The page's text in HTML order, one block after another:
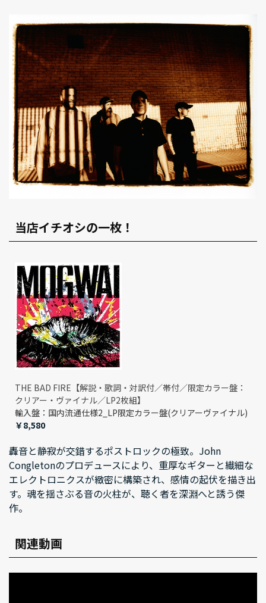
当店イチオシの一枚！
THE BAD FIRE【解説・歌詞・対訳付／帯付／限定カラー盤：
クリアー・ヴァイナル／LP2枚組】
輸入盤：国内流通仕様2_LP限定カラー盤(クリアーヴァイナル)
￥8,580
轟音と静寂が交錯するポストロックの極致。John
Congletonのプロデュースにより、重厚なギターと繊細な
エレクトロニクスが緻密に構築され、感情の起伏を描き出
す。魂を揺さぶる音の火柱が、聴く者を深淵へと誘う傑
作。
関連動画